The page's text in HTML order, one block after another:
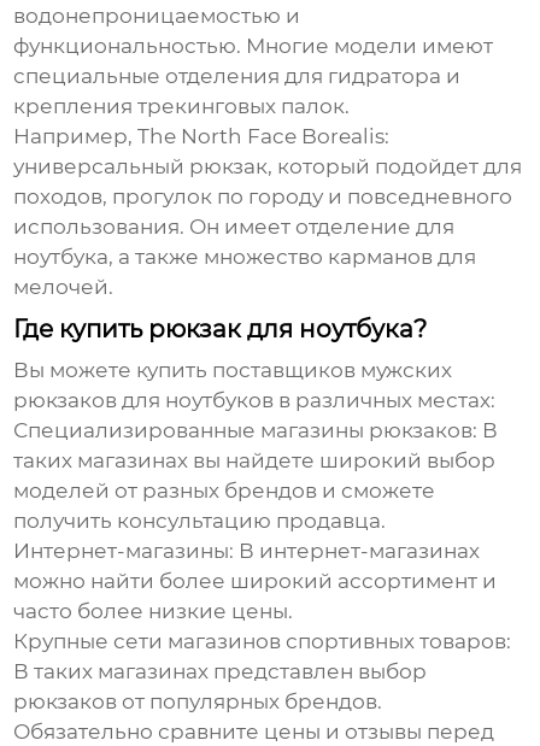
водонепроницаемостью и
функциональностью. Многие модели имеют
специальные отделения для гидратора и
крепления трекинговых палок.
Например, The North Face Borealis:
универсальный рюкзак, который подойдет для
походов, прогулок по городу и повседневного
использования. Он имеет отделение для
ноутбука, а также множество карманов для
мелочей.
Где купить рюкзак для ноутбука?
Вы можете купить поставщиков мужских
рюкзаков для ноутбуков в различных местах:
Специализированные магазины рюкзаков: В
таких магазинах вы найдете широкий выбор
моделей от разных брендов и сможете
получить консультацию продавца.
Интернет-магазины: В интернет-магазинах
можно найти более широкий ассортимент и
часто более низкие цены.
Крупные сети магазинов спортивных товаров:
В таких магазинах представлен выбор
рюкзаков от популярных брендов.
Обязательно сравните цены и отзывы перед